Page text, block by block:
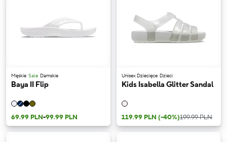
Męskie Sale Damskie
Baya II Flip
69.99 PLN-99.99 PLN
Unisex Dziecięce Dzieci
Kids Isabella Glitter Sandal
119.99 PLN (-40%)199.99 PLN